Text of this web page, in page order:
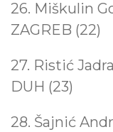
26.
ZAGREB (22)
27. Ristić
DUH (23)
28.